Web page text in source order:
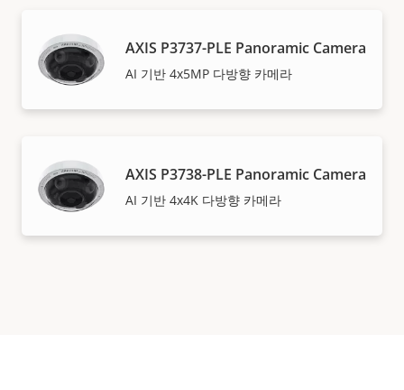
AXIS P3737-PLE Panoramic Camera
AI 기반 4x5MP 다방향 카메라
AXIS P3738-PLE Panoramic Camera
AI 기반 4x4K 다방향 카메라